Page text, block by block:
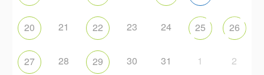
20 21 22 23 24 25 26
27 28 29 30 31 1 2